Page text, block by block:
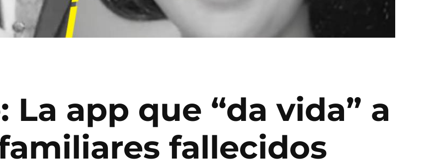
La app que “da vida” a
fallecidos